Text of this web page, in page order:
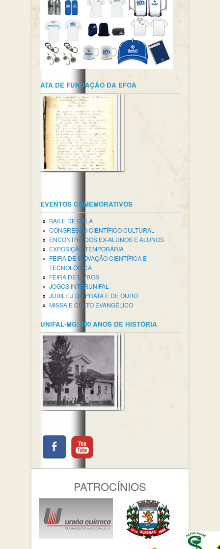
ATA DE FUNDAÇÃO DA EFOA
EVENTOS COMEMORATIVOS
BAILE DE GALA
CONGRESSO CIENTÍFICO CULTURAL
ENCONTRO DOS EX-ALUNOS E ALUNOS
EXPOSIÇÃO TEMPORÁRIA
FEIRA DE INOVAÇÃO CIENTÍFICA E
TECNOLÓGICA
FEIRA DE LIVROS
JOGOS INTERUNIFAL
JUBILEU DE PRATA E DE OURO
MISSA E CULTO EVANGÉLICO
UNIFAL-MG: 100 ANOS DE HISTÓRIA
PATROCÍNIOS